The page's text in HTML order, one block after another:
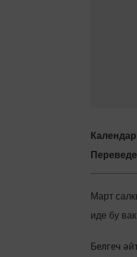
Март
иде бу
Белгеч